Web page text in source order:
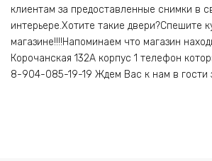
клиентам за предоставленные снимки в
интерьере.Хотите такие двери?Спешите
магазине!!!!Напоминаем что магазин
Корочанская 132А корпус 1 телефон
8-904-085-19-19 Ждем Вас к нам в гости